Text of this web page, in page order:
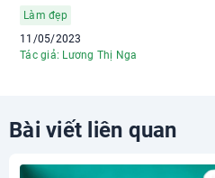
Làm đẹp
11/05/2023
Tác giả: Lương Thị Nga
Bài viết liên quan